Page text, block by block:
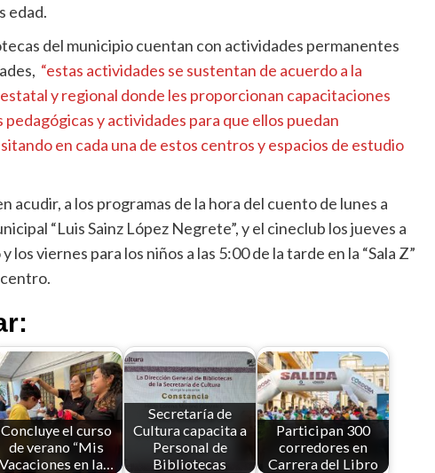
edad.
del municipio cuentan con actividades permanentes
“estas actividades se sustentan de acuerdo a la
y regional donde les proporcionan capacitaciones
y actividades para que ellos puedan
en cada una de estos centros y espacios de estudio
acudir, a los programas de la hora del cuento de lunes a
“Luis Sainz López Negrete”, y el cineclub los jueves a
viernes para los niños a las 5:00 de la tarde en la “Sala Z”
Concluye el curso
de verano “Mis
Vacaciones en la…
Secretaría de
Cultura capacita a
Personal de
Bibliotecas
Participan 300
corredores en
Carrera del Libro